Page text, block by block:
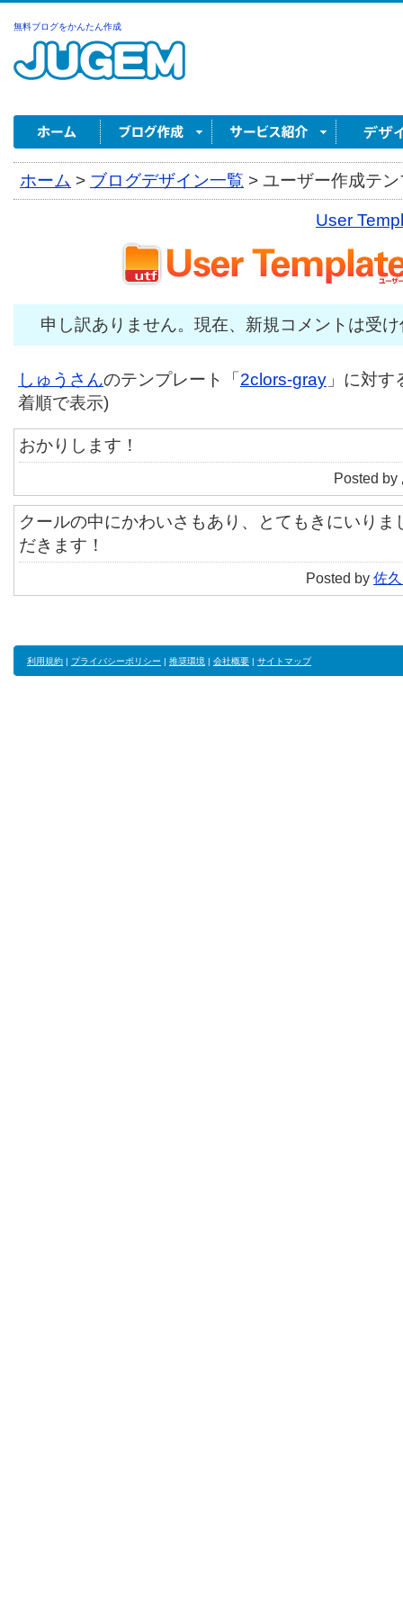
無料ブログをかんたん作成
ホーム > ブログデザイン一覧 > ユーザー作成テ
User
申し訳ありません。現在、新規コメントは受
しゅうさんのテンプレート「 2clors-gray 」に対
着順で表示)
おかりします！
Posted by
クールの中にかわいさもあり、とてもきにいりま
だきます！
Posted by 佐
利用規約 | プライバシーポリシー | 推奨環境 | 会社概要 | サイトマップ